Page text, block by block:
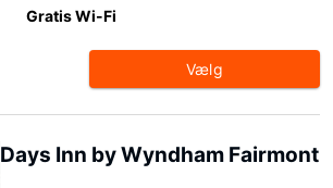
Gratis Wi-Fi
Vælg
Days Inn by Wyndham Fairmont